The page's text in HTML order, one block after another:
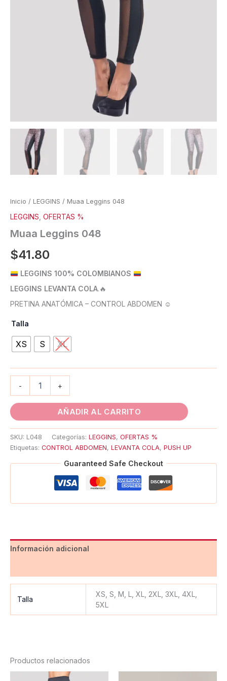
Inicio / LEGGINS / Muaa Leggins 048
LEGGINS OFERTAS %
Muaa Leggins 048
$41.80
LEGGINS 100% COLOMBIANOS
LEGGINS LEVANTA COLA.🔥
PRETINA ANATÓMICA – CONTROL ABDOMEN ☺️
Talla
XS S XL
- +
AÑADIR AL CARRITO
SKU: L048 Categorías: LEGGINS, OFERTAS %
Etiquetas: CONTROL ABDOMEN, LEVANTA COLA, PUSH UP
Guaranteed Safe Checkout
Información adicional
Talla
XS, S, M, L, XL, 2XL, 3XL, 4XL,
5XL
Productos relacionados